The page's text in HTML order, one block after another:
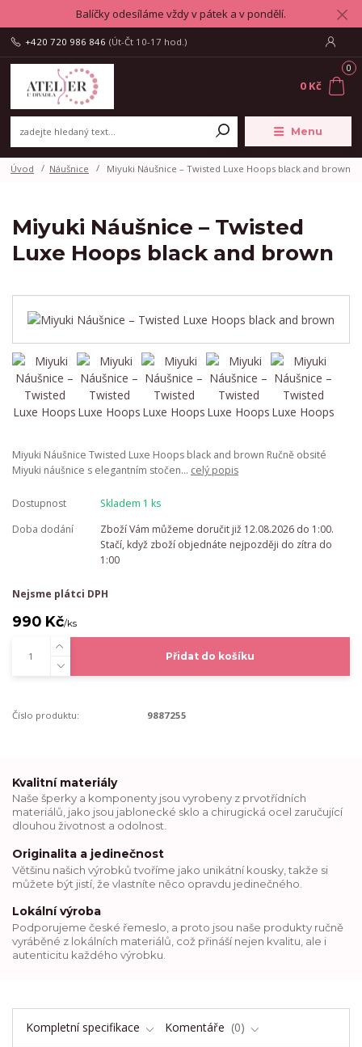
Balíčky odesíláme vždy v pátek a v pondělí.
Menu
+420 720 986 846 (Út-Čt 10-17 hod.)
0
0 Kč
Úvod Náušnice Miyuki Náušnice – Twisted Luxe Hoops black and brown
Miyuki Náušnice – Twisted
Luxe Hoops black and brown
Miyuki Náušnice Twisted Luxe Hoops black and brown Ručně obsité
Miyuki náušnice s elegantním stočen... celý popis
Dostupnost
Skladem 1 ks
Doba dodání
Zboží Vám můžeme doručit již 12.08.2026 do 1:00.
Stačí, když zboží objednáte nejpozději do zítra do
1:00
Nejsme plátci DPH
990 Kč/ks
Přidat do košíku
Číslo produktu: 9887255
Kvalitní materiály
Naše šperky a komponenty jsou vyrobeny z prvotřídních
materiálů, jako jsou jablonecké sklo a chirugická ocel zaručující
dlouhou životnost a odolnost.
Originalita a jedinečnost
Většinu našich výrobků tvoříme jako unikátní kousky, takže si
můžete být jistí, že vlastníte něco opravdu jedinečného.
Lokální výroba
Podporujeme české řemeslo, a proto jsou naše produkty ručně
vyráběné z lokálních materiálů, což přináší nejen kvalitu, ale i
autenticitu každého výrobku.
Kompletní specifikace Komentáře 0